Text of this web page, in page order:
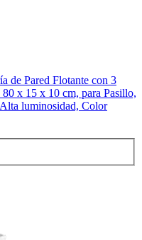
de Pared Flotante con 3
x 15 x 10 cm, para Pasillo,
luminosidad, Color